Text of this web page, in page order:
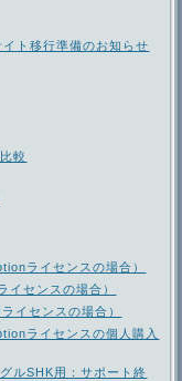
ト移行準備のお知らせ
較
ライセンスの場合）
イセンスの場合）
イセンスの場合）
ライセンスの個人購入
ルSHK用：サポート終